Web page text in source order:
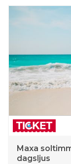
efterfrågan på
Maxa
dagsljus